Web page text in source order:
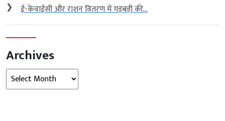
❯ ई-केवाईसी और राशन वितरण में गड़बड़ी की...
Archives
Archives